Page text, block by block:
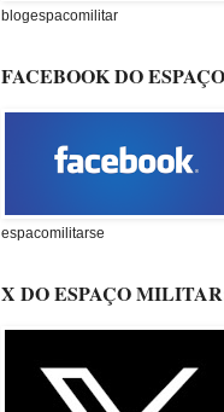
blogespacomilitar
FACEBOOK DO
espacomilitarse
X DO ESPAÇO